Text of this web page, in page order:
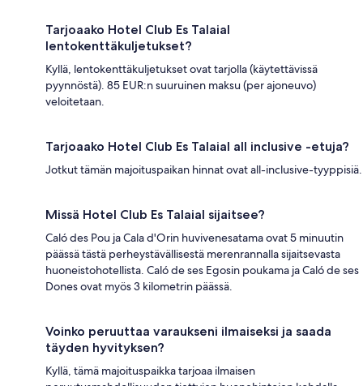
Tarjoaako Hotel Club Es Talaial
lentokenttäkuljetukset?
Kyllä, lentokenttäkuljetukset ovat tarjolla (käytettävissä
pyynnöstä). 85 EUR:n suuruinen maksu (per ajoneuvo)
veloitetaan.
Tarjoaako Hotel Club Es Talaial all inclusive -etuja?
Jotkut tämän majoituspaikan hinnat ovat all-inclusive-tyyppisiä.
Missä Hotel Club Es Talaial sijaitsee?
Caló des Pou ja Cala d'Orin huvivenesatama ovat 5 minuutin
päässä tästä perheystävällisestä merenrannalla sijaitsevasta
huoneistohotellista. Caló de ses Egosin poukama ja Caló de ses
Dones ovat myös 3 kilometrin päässä.
Voinko peruuttaa varaukseni ilmaiseksi ja saada
täyden hyvityksen?
Kyllä, tämä majoituspaikka tarjoaa ilmaisen